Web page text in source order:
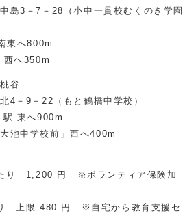
3－7－28（小中一貫校むくのき学園
へ800m
へ350m
谷
－9－22（もと鶴橋中学校）
東へ900m
中学校前」西へ400m
り 1,200 円 ※ボランティア保険加
上限 480 円 ※自宅から教育支援セ